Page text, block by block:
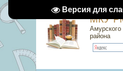
Версия для
МКУ
Амурского
района